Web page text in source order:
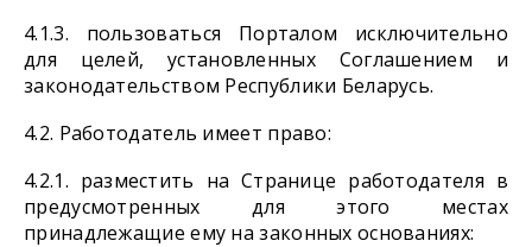
4.1.3. пользоваться Порталом исключительно
для целей, установленных Соглашением и
законодательством Республики Беларусь.
4.2. Работодатель имеет право:
4.2.1. разместить на Странице работодателя в
предусмотренных для этого местах
принадлежащие ему на законных основаниях: